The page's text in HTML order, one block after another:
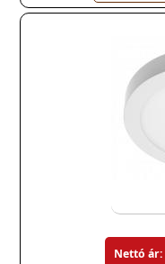
Nettó ár: